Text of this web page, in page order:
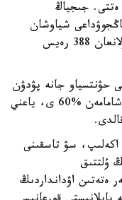
ەتتى. جىجياڭ
شياوشان
حالىقارالىق اۋەجايىندا 9-تامىزعا جوسپارلانعان 388 رەيس
حۋنتسياو جانە پۋدۋن
اۋەجايلارىندا جوسپارلانعان رەيستەردىڭ شامامەن %60 ى، ياعني
سۋ تاسقىنى
ۇلتتىق
ەتەتىن اۋدانداردىڭ